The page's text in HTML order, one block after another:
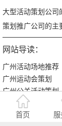
大型活动策划公司
策划推广公司的主
网站导读：
广州活动场地推荐
广州运动会策划
广州公关活动策划
广州年会策划公司
广州会议服务
首页